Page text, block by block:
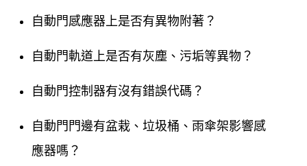
自動門感應器上是否有異物附著？
自動門軌道上是否有灰塵、污垢等異物？
自動門控制器有沒有錯誤代碼？
自動門門邊有盆栽、垃圾桶、雨傘架影響感
應器嗎？